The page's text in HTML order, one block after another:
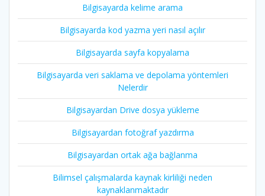
Bilgisayarda kelime arama
Bilgisayarda kod yazma yeri nasıl açılır
Bilgisayarda sayfa kopyalama
Bilgisayarda veri saklama ve depolama yöntemleri
Nelerdir
Bilgisayardan Drive dosya yükleme
Bilgisayardan fotoğraf yazdırma
Bilgisayardan ortak ağa bağlanma
Bilimsel çalışmalarda kaynak kirliliği neden
kaynaklanmaktadır